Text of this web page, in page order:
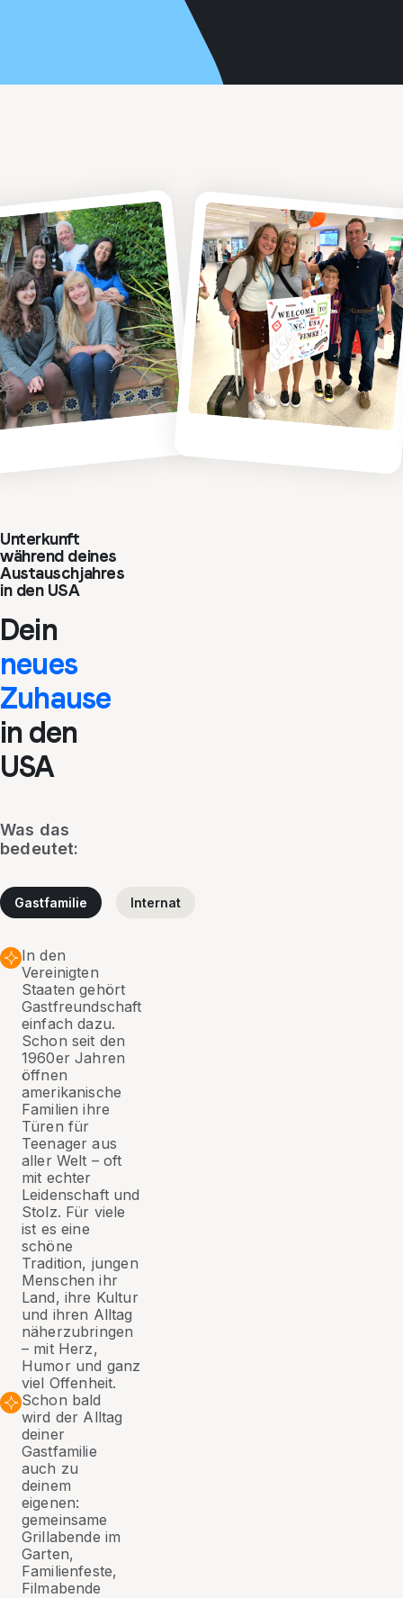
Unterkunft
während deines
Austauschjahres
in den USA
Dein
neues
Zuhause
in den
USA
Was das
bedeutet:
Gastfamilie Internat
In den
Vereinigten
Staaten gehört
Gastfreundschaft
einfach dazu.
Schon seit den
1960er Jahren
öffnen
amerikanische
Familien ihre
Türen für
Teenager aus
aller Welt – oft
mit echter
Leidenschaft und
Stolz. Für viele
ist es eine
schöne
Tradition, jungen
Menschen ihr
Land, ihre Kultur
und ihren Alltag
näherzubringen
– mit Herz,
Humor und ganz
viel Offenheit.
Schon bald
wird der Alltag
deiner
Gastfamilie
auch zu
deinem
eigenen:
gemeinsame
Grillabende im
Garten,
Familienfeste,
Filmabende